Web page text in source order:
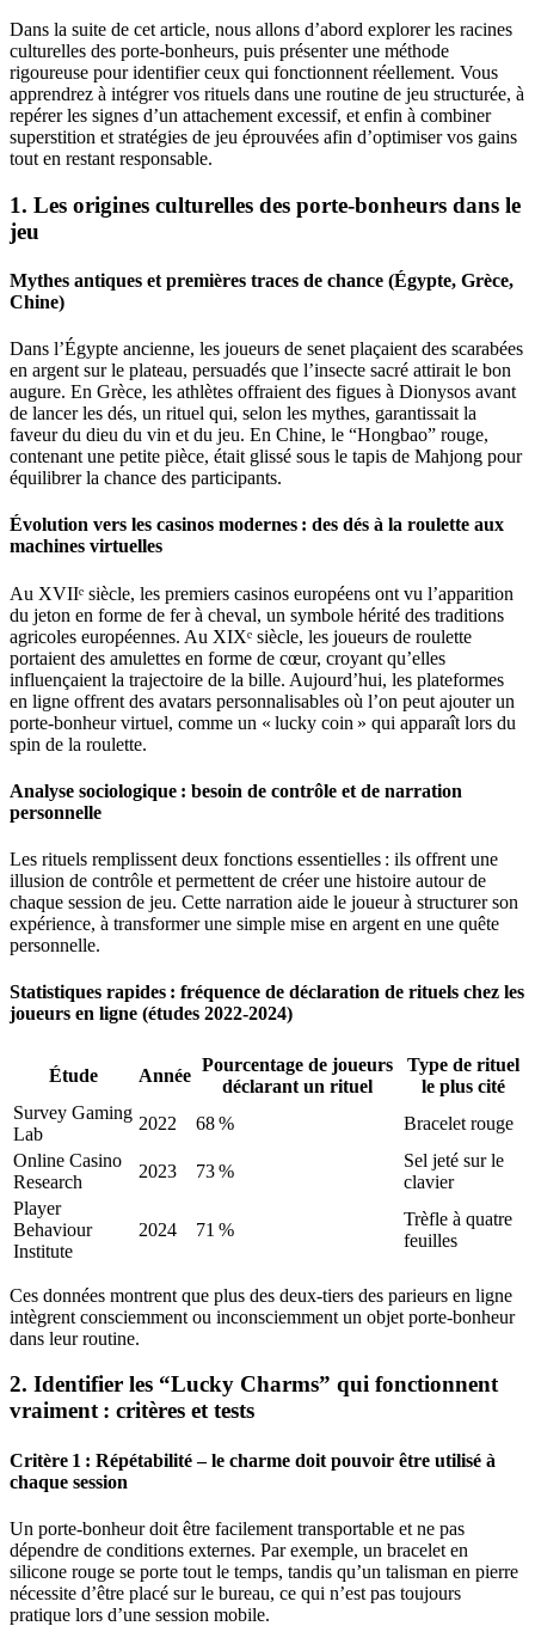
Dans la suite de cet article, nous allons d’abord explorer les racines
culturelles des porte‑bonheurs, puis présenter une méthode
rigoureuse pour identifier ceux qui fonctionnent réellement. Vous
apprendrez à intégrer vos rituels dans une routine de jeu structurée, à
repérer les signes d’un attachement excessif, et enfin à combiner
superstition et stratégies de jeu éprouvées afin d’optimiser vos gains
tout en restant responsable.
1. Les origines culturelles des porte‑bonheurs dans le
jeu
Mythes antiques et premières traces de chance (Égypte, Grèce,
Chine)
Dans l’Égypte ancienne, les joueurs de senet plaçaient des scarabées
en argent sur le plateau, persuadés que l’insecte sacré attirait le bon
augure. En Grèce, les athlètes offraient des figues à Dionysos avant
de lancer les dés, un rituel qui, selon les mythes, garantissait la
faveur du dieu du vin et du jeu. En Chine, le “Hongbao” rouge,
contenant une petite pièce, était glissé sous le tapis de Mahjong pour
équilibrer la chance des participants.
Évolution vers les casinos modernes : des dés à la roulette aux
machines virtuelles
Au XVIIᵉ siècle, les premiers casinos européens ont vu l’apparition
du jeton en forme de fer à cheval, un symbole hérité des traditions
agricoles européennes. Au XIXᵉ siècle, les joueurs de roulette
portaient des amulettes en forme de cœur, croyant qu’elles
influençaient la trajectoire de la bille. Aujourd’hui, les plateformes
en ligne offrent des avatars personnalisables où l’on peut ajouter un
porte‑bonheur virtuel, comme un « lucky coin » qui apparaît lors du
spin de la roulette.
Analyse sociologique : besoin de contrôle et de narration
personnelle
Les rituels remplissent deux fonctions essentielles : ils offrent une
illusion de contrôle et permettent de créer une histoire autour de
chaque session de jeu. Cette narration aide le joueur à structurer son
expérience, à transformer une simple mise en argent en une quête
personnelle.
Statistiques rapides : fréquence de déclaration de rituels chez les
joueurs en ligne (études 2022‑2024)
Étude Année
Pourcentage de joueurs
déclarant un rituel
Type de rituel
le plus cité
Survey Gaming
Lab
2022 68 %
Bracelet rouge
Online Casino
Research
2023 73 %
Sel jeté sur le
clavier
Player
Behaviour
Institute
2024 71 %
Trèfle à quatre
feuilles
Ces données montrent que plus des deux‑tiers des parieurs en ligne
intègrent consciemment ou inconsciemment un objet porte‑bonheur
dans leur routine.
2. Identifier les “Lucky Charms” qui fonctionnent
vraiment : critères et tests
Critère 1 : Répétabilité – le charme doit pouvoir être utilisé à
chaque session
Un porte‑bonheur doit être facilement transportable et ne pas
dépendre de conditions externes. Par exemple, un bracelet en
silicone rouge se porte tout le temps, tandis qu’un talisman en pierre
nécessite d’être placé sur le bureau, ce qui n’est pas toujours
pratique lors d’une session mobile.